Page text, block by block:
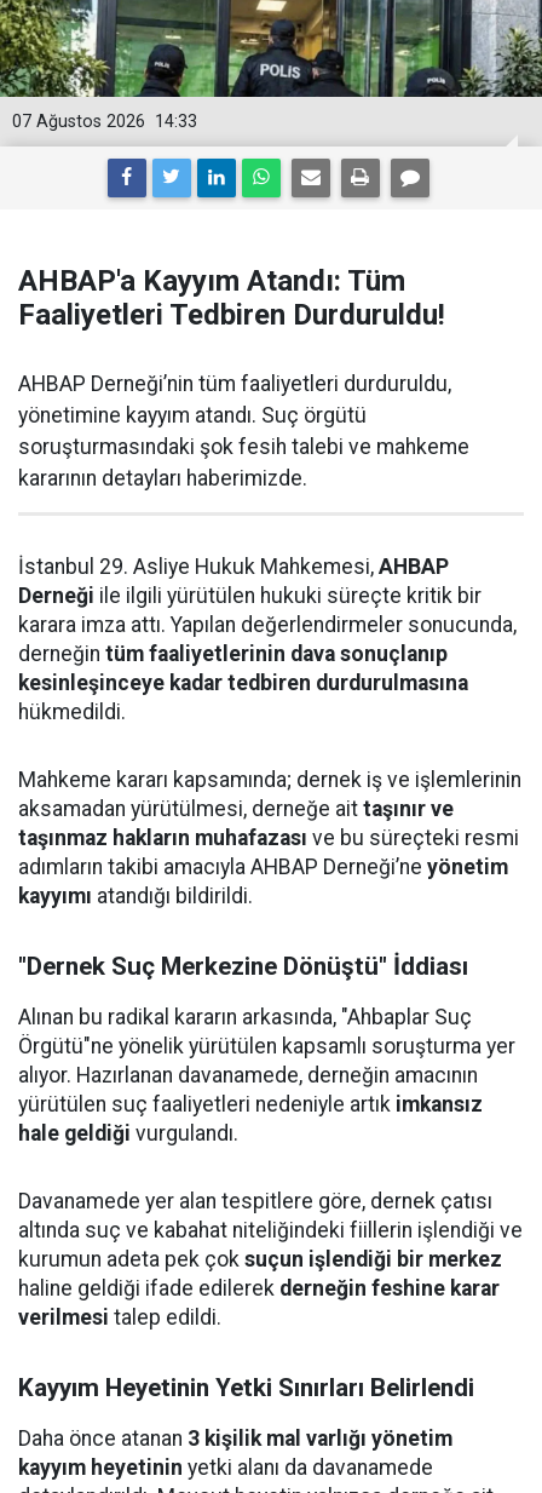
14:33
07 Ağustos 2026
AHBAP'a Kayyım Atandı: Tüm
Faaliyetleri Tedbiren Durduruldu!
AHBAP Derneği’nin tüm faaliyetleri durduruldu,
yönetimine kayyım atandı. Suç örgütü
soruşturmasındaki şok fesih talebi ve mahkeme
kararının detayları haberimizde.
İstanbul 29. Asliye Hukuk Mahkemesi, AHBAP
Derneği ile ilgili yürütülen hukuki süreçte kritik bir
karara imza attı. Yapılan değerlendirmeler sonucunda,
derneğin tüm faaliyetlerinin dava sonuçlanıp
kesinleşinceye kadar tedbiren durdurulmasına
hükmedildi.
Mahkeme kararı kapsamında; dernek iş ve işlemlerinin
aksamadan yürütülmesi, derneğe ait taşınır ve
taşınmaz hakların muhafazası ve bu süreçteki resmi
adımların takibi amacıyla AHBAP Derneği’ne yönetim
kayyımı atandığı bildirildi.
"Dernek Suç Merkezine Dönüştü" İddiası
Alınan bu radikal kararın arkasında, "Ahbaplar Suç
Örgütü"ne yönelik yürütülen kapsamlı soruşturma yer
alıyor. Hazırlanan davanamede, derneğin amacının
yürütülen suç faaliyetleri nedeniyle artık imkansız
hale geldiği vurgulandı.
Davanamede yer alan tespitlere göre, dernek çatısı
altında suç ve kabahat niteliğindeki fiillerin işlendiği ve
kurumun adeta pek çok suçun işlendiği bir merkez
haline geldiği ifade edilerek derneğin feshine karar
verilmesi talep edildi.
Kayyım Heyetinin Yetki Sınırları Belirlendi
Daha önce atanan 3 kişilik mal varlığı yönetim
kayyım heyetinin yetki alanı da davanamede